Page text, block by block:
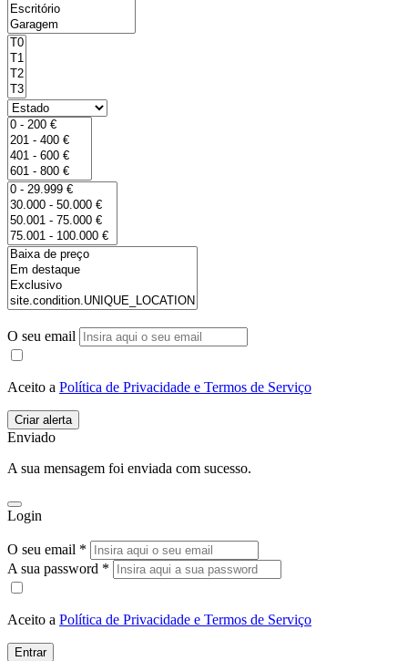
O seu email
Aceito a Política de Privacidade e Termos de Serviço
Enviado
A sua mensagem foi enviada com sucesso.
Login
O seu email *
A sua password *
Aceito a Política de Privacidade e Termos de Serviço
Entrar